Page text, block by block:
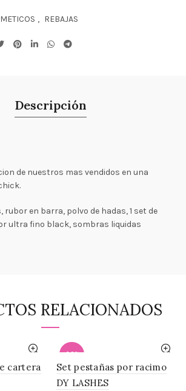
, REBAJAS
Descripción
de nuestros mas vendidos en una
rubor en barra, polvo de hadas, 1 set de
ultra fino black, sombras liquidas
RELACIONADOS
cartera
-23%
SOLD
OUT
Set pestañas por racimo
DY LASHES